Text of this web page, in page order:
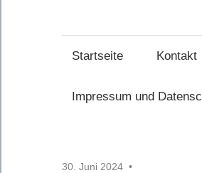
Startseite Kontakt
Impressum und
30. Juni 2024